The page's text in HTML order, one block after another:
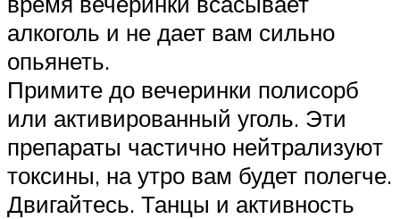
алкоголь и не дает вам сильно
опьянеть.
Примите до вечеринки полисорб
или активированный уголь. Эти
препараты частично нейтрализуют
токсины, на утро вам будет полегче.
Двигайтесь. Танцы и активность